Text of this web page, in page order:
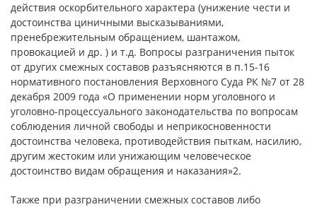
действия оскорбительного характера (унижение чести и
достоинства циничными высказываниями,
пренебрежительным обращением, шантажом,
провокацией и др. ) и т.д. Вопросы разграничения пыток
от других смежных составов разъясняются в п.15-16
нормативного постановления Верховного Суда РК №7 от 28
декабря 2009 года «О применении норм уголовного и
уголовно-процессуального законодательства по вопросам
соблюдения личной свободы и неприкосновенности
достоинства человека, противодействия пыткам, насилию,
другим жестоким или унижающим человеческое
достоинство видам обращения и наказания»2.
Также при разграничении смежных составов либо